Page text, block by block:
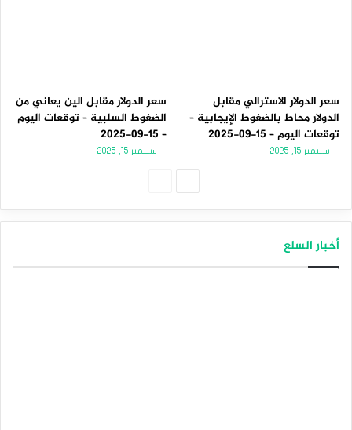
سعر الدولار الاسترالي مقابل
الدولار محاط بالضغوط الإيجابية –
توقعات اليوم – 15-09-2025
سبتمبر 15, 2025
سعر الدولار مقابل الين يعاني من
الضغوط السلبية – توقعات اليوم
– 15-09-2025
سبتمبر 15, 2025
أخبار السلع